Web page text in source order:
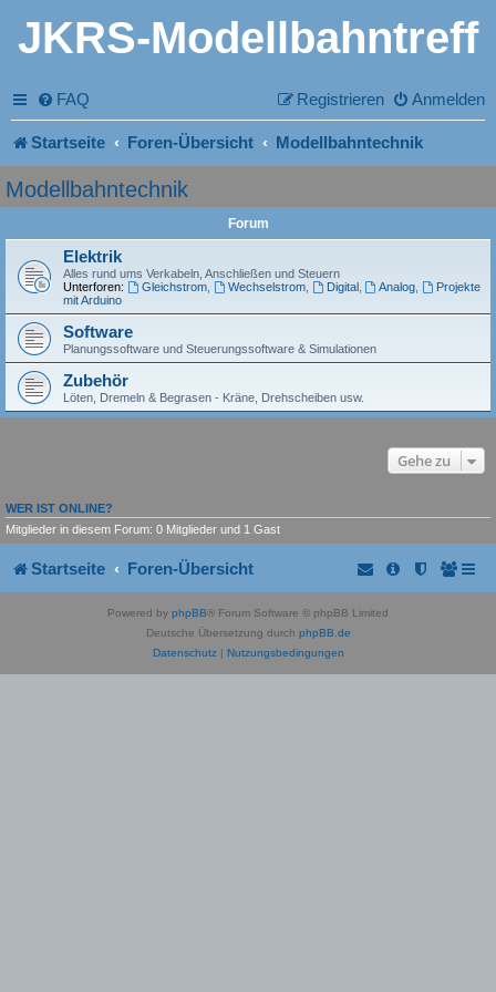
JKRS-Modellbahntreff
FAQ Anmelden
Registrieren
Startseite Foren-Übersicht Modellbahntechnik
Modellbahntechnik
Forum
Elektrik
Alles rund ums Verkabeln, Anschließen und Steuern
Unterforen:
Gleichstrom, Wechselstrom, Digital, Analog
Projekte
mit Arduino
Software
Planungssoftware und Steuerungssoftware & Simulationen
Zubehör
Löten, Dremeln & Begrasen - Kräne, Drehscheiben usw.
Gehe zu
WER IST ONLINE?
Mitglieder in diesem Forum: 0 Mitglieder und 1 Gast
Startseite Foren-Übersicht
Powered by phpBB® Forum Software © phpBB Limited
Deutsche Übersetzung durch phpBB.de
Datenschutz| Nutzungsbedingungen